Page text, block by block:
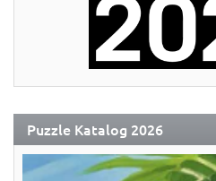
Puzzle Katalog 2026